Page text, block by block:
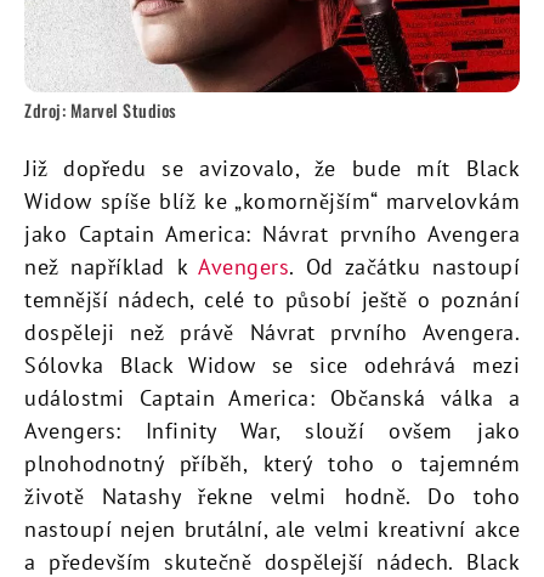
Zdroj: Marvel Studios
Již dopředu se avizovalo, že bude mít Black
Widow spíše blíž ke „komornějším“ marvelovkám
jako Captain America: Návrat prvního Avengera
než například kAvengers. Od začátku nastoupí
temnější nádech, celé to působí ještě o poznání
dospěleji než právě Návrat prvního Avengera.
Sólovka Black Widow se sice odehrává mezi
událostmi Captain America: Občanská válka a
Avengers: Infinity War, slouží ovšem jako
plnohodnotný příběh, který toho o tajemném
životě Natashy řekne velmi hodně. Do toho
nastoupí nejen brutální, ale velmi kreativní akce
a především skutečně dospělejší nádech. Black